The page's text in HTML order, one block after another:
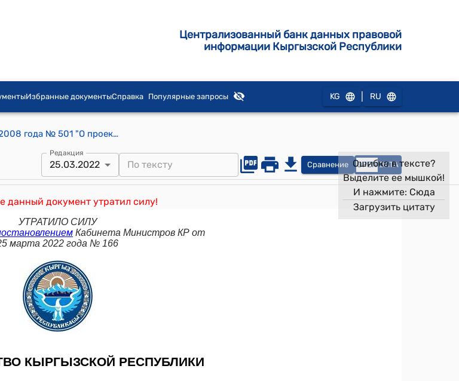
Централизованный банк данных правовой
информации Кыргызской Республики
Избранные документыСправка Популярные запросы KG RU
ПОСТАНОВЛЕНИЕ ПРАВИТЕЛЬСТВА КР от 8 сентября 2008 года № 501 "О проекте Закона Кыргызской Республики "О признании утратившим силу Закона Республики Кыргызстан "Об индексации доходов и сбережений населения с учетом изменения цен на потребительские товары и услуги"
Редакция
25.03.2022 Сравнение OPEN DATA
данный документ утратил силу!
Ошибка в тексте?
Выделите ее мышкой!
И нажмите: Сюда
Загрузить цитату